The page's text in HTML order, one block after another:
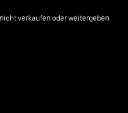
verkaufen oder weitergeben